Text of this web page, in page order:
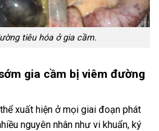
tiêu hóa ở gia cầm.
gia cầm bị viêm đường
xuất hiện ở mọi giai đoạn phát
nguyên nhân như vi khuẩn, ký